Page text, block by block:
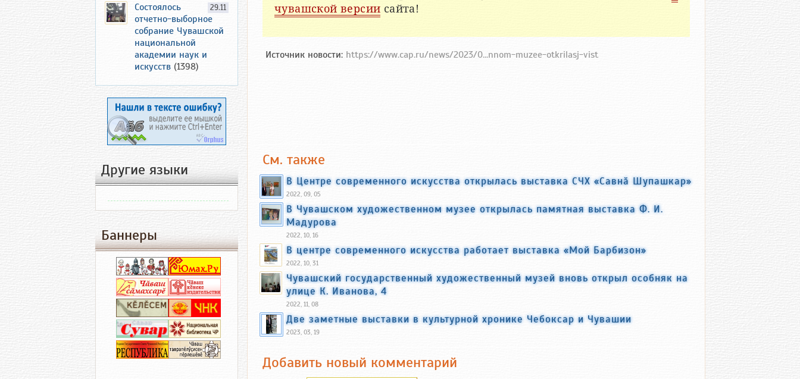
чувашской версии сайта!
Источник новости: https://www.cap.ru/news/2023/0...nnom-muzee-otkrilasj-vist
См. также
В Центре современного искусства открылась выставка СЧХ «Савнӑ Шупашкар»
2022, 09, 05
В Чувашском художественном музее открылась памятная выставка Ф. И.
Мадурова
2022, 10, 16
В центре современного искусства работает выставка «Мой Барбизон»
2022, 10, 31
Чувашский государственный художественный музей вновь открыл особняк на
улице К. Иванова, 4
2022, 11, 08
Две заметные выставки в культурной хронике Чебоксар и Чувашии
2023, 03, 19
Добавить новый комментарий
29.11
Состоялось
отчетно-выборное
собрание Чувашской
национальной
академии наук и
искусств (1398)
Другие языки
Баннеры